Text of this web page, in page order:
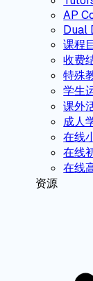
AP
Dual
课程
收费
特殊
学生
课外
成人
在线
在线
在线
资源